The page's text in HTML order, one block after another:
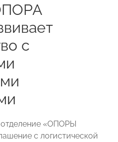
с
отделение «ОПОРЫ
с логистической